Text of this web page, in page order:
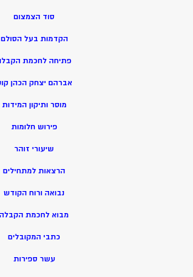
סוד הצמצום
הקדמות בעל הסולם
פתיחה לחכמת
אברהם יצחק הכהן
מוסר ותיקון המידות
פירוש חלומות
שיעורי זוהר
הרצאות למתחילים
נבואה ורוח הקודש
מבוא לחכמת הקבלה
כתבי המקובלים
עשר ספירות